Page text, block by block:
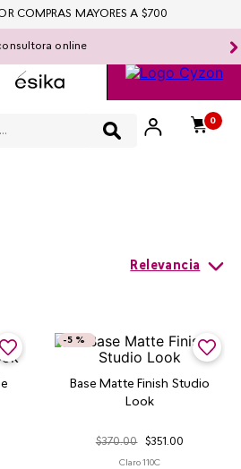
online
0
COMPRAS MAYORES A $700
Relevancia
Base Matte Finish Studio
Look
-5 %
$370.00 $351.00
Claro 110C